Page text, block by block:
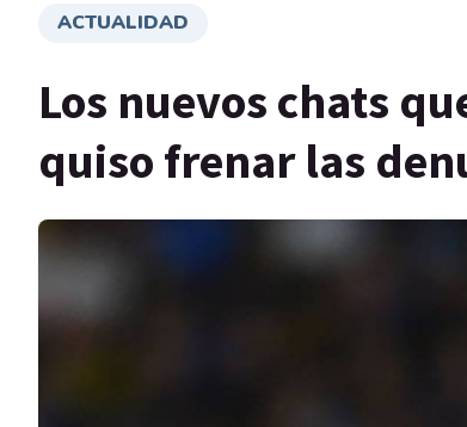
ACTUALIDAD
Los nuevos chats
quiso frenar las